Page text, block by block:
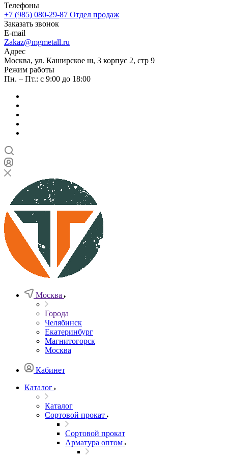
Телефоны
+7 (985) 080-29-87 Отдел продаж
Заказать звонок
E-mail
Zakaz@mgmetall.ru
Адрес
Москва, ул. Каширское ш, 3 корпус 2, стр 9
Режим работы
Пн. – Пт.: с 9:00 до 18:00
Москва
Города
Челябинск
Екатеринбург
Магнитогорск
Москва
Кабинет
Каталог
Каталог
Сортовой прокат
Сортовой прокат
Арматура оптом